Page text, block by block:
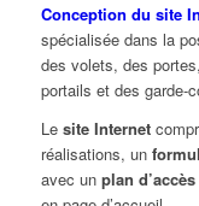
Conception du site
spécialisée dans la
des volets, des
portails et des garde-
Le site Internet
réalisations, un
avec un plan